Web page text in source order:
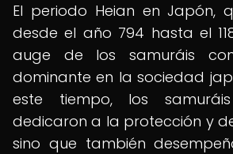
El periodo Heian en Japón,
desde el año 794 hasta el
auge de los samuráis
dominante en la sociedad
este tiempo, los
dedicaron a la protección y
sino que también